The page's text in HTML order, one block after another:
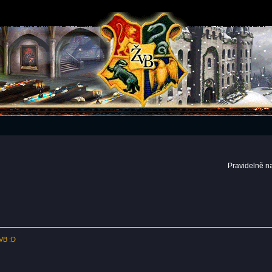
Pravidelně
:D